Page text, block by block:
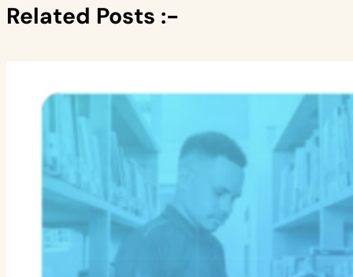
Related Posts :-